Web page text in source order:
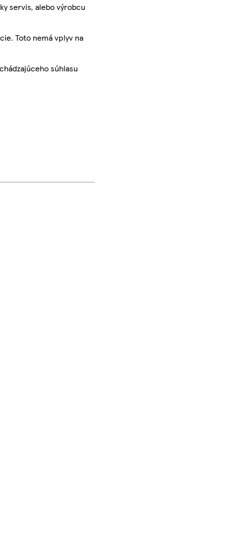
servis, alebo výrobcu
Toto nemá vplyv na
súhlasu